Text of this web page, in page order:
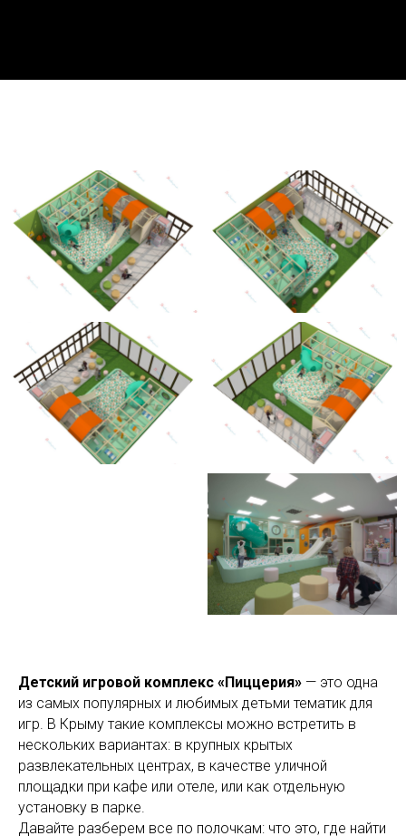
Детский игровой комплекс «Пиццерия» — это одна
из самых популярных и любимых детьми тематик для
игр. В Крыму такие комплексы можно встретить в
нескольких вариантах: в крупных крытых
развлекательных центрах, в качестве уличной
площадки при кафе или отеле, или как отдельную
установку в парке.
Давайте разберем все по полочкам: что это, где найти